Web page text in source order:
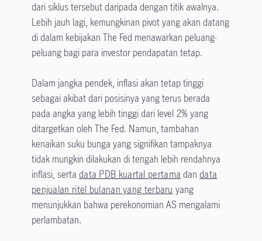
dari siklus tersebut daripada dengan titik awalnya.
Lebih jauh lagi, kemungkinan pivot yang akan datang
di dalam kebijakan The Fed menawarkan peluang-
peluang bagi para investor pendapatan tetap.
Dalam jangka pendek, inflasi akan tetap tinggi
sebagai akibat dari posisinya yang terus berada
pada angka yang lebih tinggi dari level 2% yang
ditargetkan oleh The Fed. Namun, tambahan
kenaikan suku bunga yang signifikan tampaknya
tidak mungkin dilakukan di tengah lebih rendahnya
inflasi, serta data PDB kuartal pertama dandata
penjualan ritel bulanan yang terbaru yang
menunjukkan bahwa perekonomian AS mengalami
perlambatan.